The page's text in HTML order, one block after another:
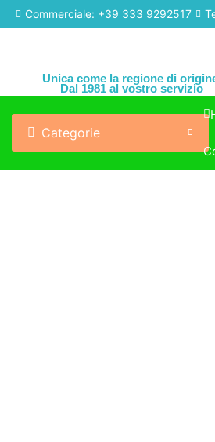
Commerciale: +39 333 9292517
Unica come la regione di
Dal 1981 al vostro servizio
Categorie